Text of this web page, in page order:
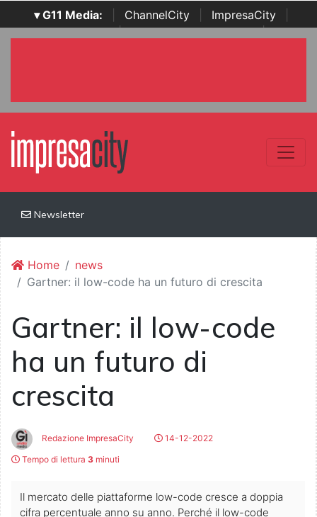
▾ G11 Media: ChannelCity ImpresaCity
SecurityOpenLab | Italian Channel Awards | Italian
Newsletter
Home
news
Gartner: il low-code ha un futuro di crescita
Gartner: il low-code
ha un futuro di
crescita
Redazione ImpresaCity
14-12-2022
Tempo di lettura 3 minuti
Il mercato delle piattaforme low-code cresce a doppia
cifra percentuale anno su anno. Perché il low-code